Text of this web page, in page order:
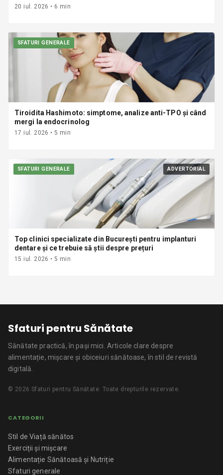
20 iul. 2026 • 6 min
SFATURI GENERALE
Tiroidita Hashimoto: simptome, analize anti-TPO și când
mergi la endocrinolog
17 iul. 2026 •5 min
SFATURI GENERALE ADVERTORIAL
Top clinici specializate din București pentru implanturi
dentare și ce trebuie să știi despre prețuri
15 iul. 2026 •5 min
Sfaturi pentru Sănătate
Sănătate practică, în pași mici. Articole clare despre
alimentație, mișcare și obiceiuri sănătoase, în stil de revistă
digitală.
© 2026 Sfaturi pentru Sănătate . Toate drepturile rezervate.
CATEGORII
Stil de Viață sănătos
Exerciții și mișcare
Alimentație Sănătoasă și Nutriție
Sfaturi generale